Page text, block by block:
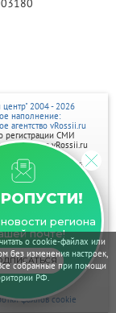
о cookie-файлах или
без изменения настроек,
собранные при помощи
РФ.
региона
почте!
центр" 2004 - 2026
наполнение:
агентство vRossii.ru
регистрации СМИ
агентства vRossii.ru
04 марта
Нарыков А. Н.
размещаются на
"Умный маркетинг"
40,
могут содержать
предназначенную для
18 лет.
обработки
файлов cookie